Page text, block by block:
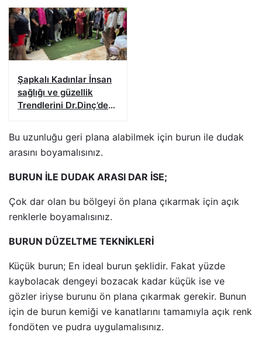
Şapkalı Kadınlar İnsan
sağlığı ve güzellik
Trendlerini Dr.Dinç’den
Bu uzunluğu geri plana alabilmek için burun ile dudak
arasını boyamalısınız.
BURUN İLE DUDAK ARASI DAR İSE;
Çok dar olan bu bölgeyi ön plana çıkarmak için açık
renklerle boyamalısınız.
BURUN DÜZELTME TEKNİKLERİ
Küçük burun; En ideal burun şeklidir. Fakat yüzde
kaybolacak dengeyi bozacak kadar küçük ise ve
gözler iriyse burunu ön plana çıkarmak gerekir. Bunun
için de burun kemiği ve kanatlarını tamamıyla açık renk
fondöten ve pudra uygulamalısınız.